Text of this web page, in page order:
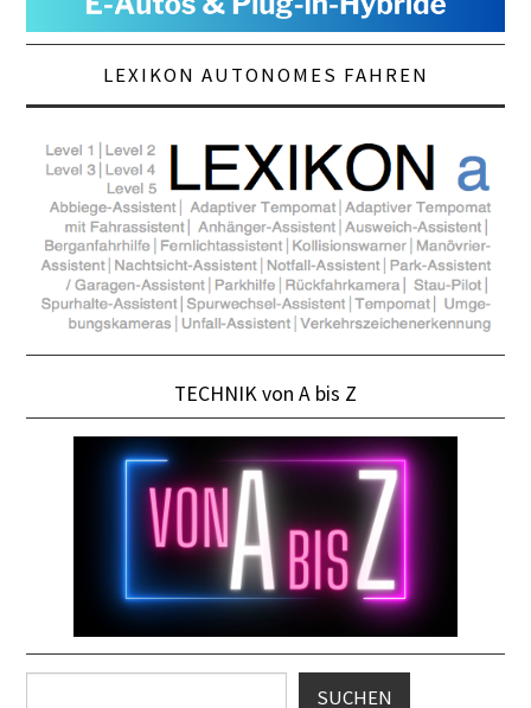
LEXIKON AUTONOMES FAHREN
TECHNIK von A bis Z
SUCHEN